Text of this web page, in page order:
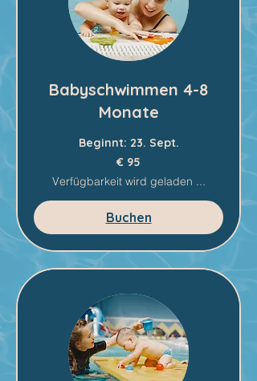
Babyschwimmen 4-8
Monate
Beginnt: 23. Sept.
€ 95
Verfügbarkeit wird geladen ...
Buchen